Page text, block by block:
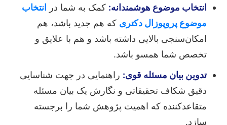
انتخاب موضوع هوشمندانه: کمک به شما در
انتخاب
موضوع پروپوزال دکتری که هم جدید باشد، هم
امکان‌سنجی بالایی داشته باشد و هم با علایق و
تخصص شما همسو باشد.
تدوین بیان مسئله قوی: راهنمایی در جهت شناسایی
دقیق شکاف تحقیقاتی و نگارش یک بیان مسئله
متقاعدکننده که اهمیت پژوهش شما را برجسته
سازد.